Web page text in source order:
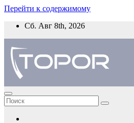
Перейти к содержимому
Сб. Авг 8th, 2026